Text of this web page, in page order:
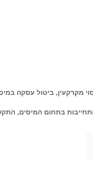
מקרקעין, ביטול עסקה
בתחום המיסים,